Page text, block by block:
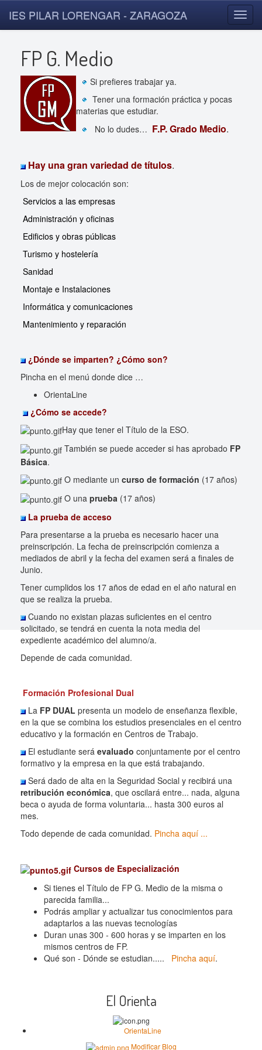
IES PILAR LORENGAR - ZARAGOZA
FP G. Medio
Si prefieres trabajar ya.
Tener una formación práctica y pocas
materias que estudiar.
No lo dudes… F.P. Grado Medio.
Hay una gran variedad de títulos.
Los de mejor colocación son:
Servicios a las empresas
Administración y oficinas
Edificios y obras públicas
Turismo y hostelería
Sanidad
Montaje e Instalaciones
Informática y comunicaciones
Mantenimiento y reparación
¿Dónde se imparten? ¿Cómo son?
Pincha en el menú donde dice …
OrientaLine
¿Cómo se accede?
Hay que tener el Título de la ESO.
También se puede acceder si has aprobado FP
Básica.
O mediante un curso de formación (17 años)
O una prueba (17 años)
La prueba de acceso
Para presentarse a la prueba es necesario hacer una
preinscripción. La fecha de preinscripción comienza a
mediados de abril y la fecha del examen será a finales de
Junio.
Tener cumplidos los 17 años de edad en el año natural en
que se realiza la prueba.
Cuando no existan plazas suficientes en el centro
solicitado, se tendrá en cuenta la nota media del
expediente académico del alumno/a.
Depende de cada comunidad.
Formación Profesional Dual
La FP DUAL presenta un modelo de enseñanza flexible,
en la que se combina los estudios presenciales en el centro
educativo y la formación en Centros de Trabajo.
El estudiante será evaluado conjuntamente por el centro
formativo y la empresa en la que está trabajando.
Será dado de alta en la Seguridad Social y recibirá una
retribución económica, que oscilará entre... nada, alguna
beca o ayuda de forma voluntaria... hasta 300 euros al
mes.
Todo depende de cada comunidad. Pincha aquí ...
Cursos de Especialización
Si tienes el Título de FP G. Medio de la misma o
parecida familia...
Podrás ampliar y actualizar tus conocimientos para
adaptarlos a las nuevas tecnologías
Duran unas 300 - 600 horas y se imparten en los
mismos centros de FP.
Qué son - Dónde se estudian.....
Pincha aquí.
El Orienta
OrientaLine
Modificar Blog